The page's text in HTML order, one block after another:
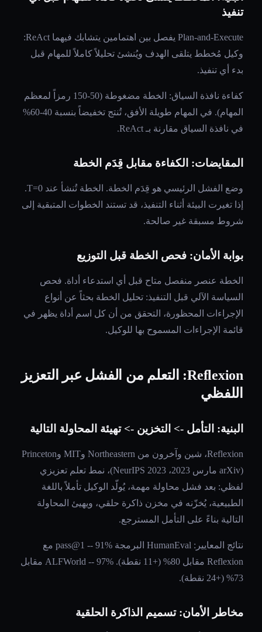
تنفيذ
Plan-and-Execute يفصل بين اهتمامين يتشابك فيهما ReAct:
وكيل مُخطط يتلقى الهدف ويُنشئ تحليلاً كاملاً للمهام قبل
بدء أي تنفيذ.
كفاءة نافذة السياق: الخطة مضغوطة (50-150 رمزاً لمعظم
المهام). في المهام طويلة الأفق، تُنتج تخفيضاً بنسبة 40-60%
في نافذة السياق مقارنة بـ ReAct.
المقايضات: الكفاءة مقابل قِدَم الخطة
وضع الفشل الرئيسي هو قِدَم الخطة. الخطة تُنشأ عند T=0.
إذا تغيرت البيئة أثناء التنفيذ، قد تستند الخطوات المتبقية إلى
شروط مسبقة غير صالحة.
بوابة الأمان: فحص الخطة قبل التوزيع
الخطة عنصر منفصل متاح قبل أي استدعاء أداة. فحص
السياسة الآلي قبل التنفيذ: تحليل الخطة بحثاً عن أنواع
الإجراءات المحظورة، التحقق من أن كل اسم أداة يظهر في
قائمة الإجراءات المسموح بها للوكيل.
Reflexion: التعلم من الفشل عبر التعزيز
اللفظي
البنية: التأمل -> التخزين -> تهيئة المحاولة التالية
Reflexion، شين وآخرون من Northeastern وMIT وPrinceton
(arXiv مارس 2023، NeurIPS 2023)، نمط تعلم تعزيزي
لفظي: بعد فشل محاولة مهمة، يُولّد الوكيل تأملاً باللغة
الطبيعية، يُخزّنه في مخزن ذاكرة حلقي، ويهيئ المحاولة
التالية بناءً على التأمل المسترجع.
نتائج المعايير: HumanEval البرمجة pass@1 -- 91% مع
Reflexion مقابل 80% (+11 نقطة). ALFWorld -- 97% مقابل
73% (+24 نقطة).
مخاطر الأمان: تسميم الذاكرة الحلقية